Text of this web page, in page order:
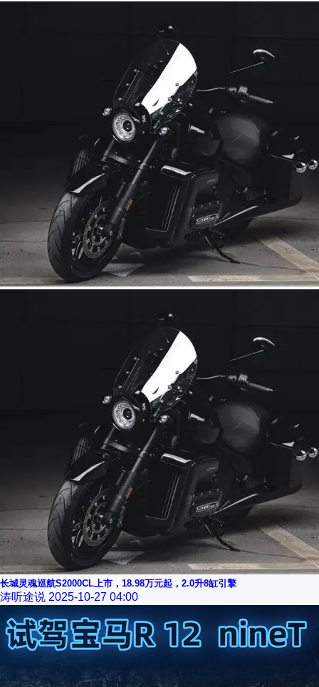
长城灵魂巡航S2000CL上市，18.98万元起，2.0升8缸引擎
涛听途说 2025-10-27 04:00